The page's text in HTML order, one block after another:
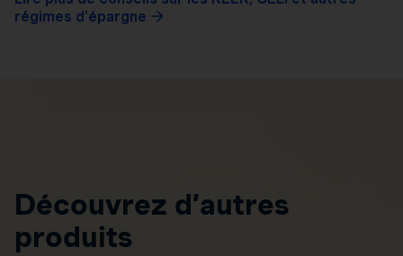
régimes d'épargne
Découvrez d’autres
produits